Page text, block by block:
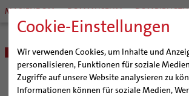
Cookie-Einstellungen
Wir verwenden Cookies, um Inhalte und
personalisieren, Funktionen für soziale
Zugriffe auf unsere Website analysieren zu
Informationen können für soziale Medien,
MARIENDOM DOMMUSEUM